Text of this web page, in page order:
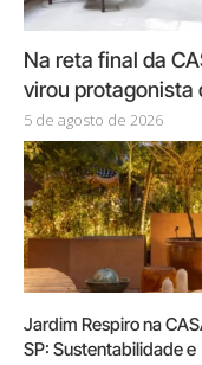
Na reta final da
virou protagonista
5 de agosto de 2026
Jardim Respiro na
SP: Sustentabilidade e